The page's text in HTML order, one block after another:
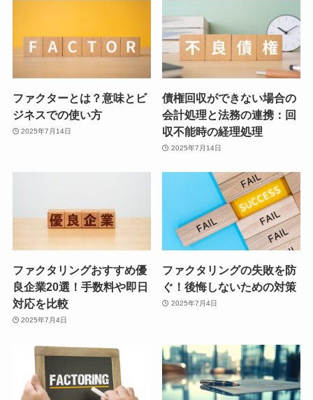
ファクターとは？意味とビ
ジネスでの使い方
2025年7月14日
債権回収ができない場合の
会計処理と法務の連携：回
収不能時の経理処理
2025年7月14日
ファクタリングおすすめ優
良企業20選！手数料や即日
対応を比較
2025年7月4日
ファクタリングの失敗を防
ぐ！後悔しないための対策
2025年7月4日